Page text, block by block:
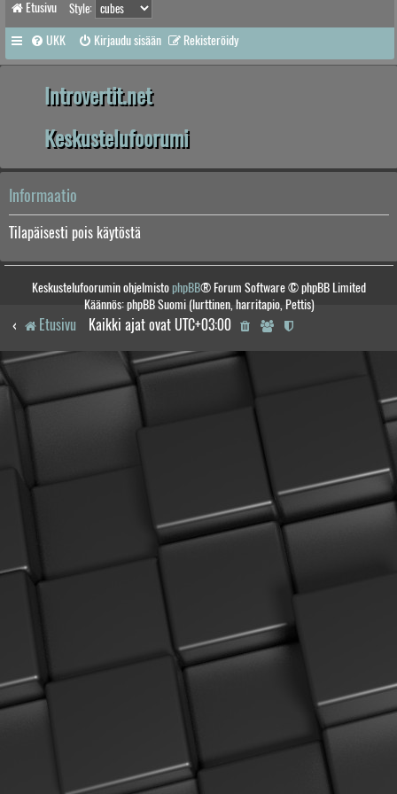
Etusivu Style:
UKK Kirjaudu sisään Rekisteröidy
Introvertit.net
Keskustelufoorumi
Informaatio
Tilapäisesti pois käytöstä
Keskustelufoorumin ohjelmistophpBB® Forum Software © phpBB Limited
Käännös: phpBB Suomi (lurttinen, harritapio, Pettis)
Etusivu Kaikki ajat ovat UTC+03:00